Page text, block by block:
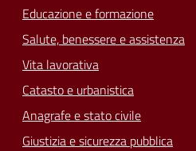
Educazione e formazione
Salute, benessere e assistenza
Vita lavorativa
Catasto e urbanistica
Anagrafe e stato civile
Giustizia e sicurezza pubblica